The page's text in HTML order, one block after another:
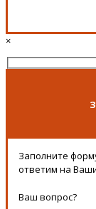
×
Заполните
ответим на
Ваш вопрос?